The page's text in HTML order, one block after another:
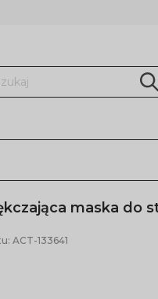
maska do
ACT-133641